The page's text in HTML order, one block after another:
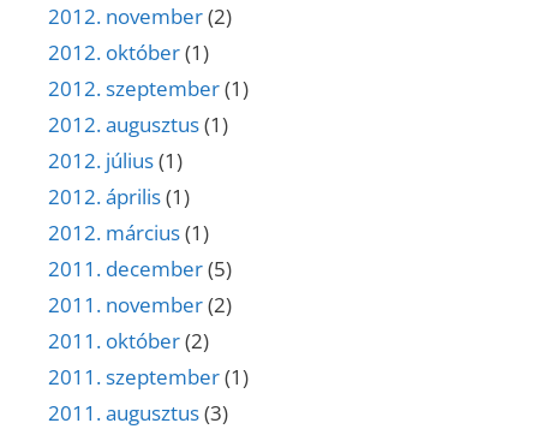
2012. november(2)
2012. október(1)
2012. szeptember(1)
2012. augusztus(1)
2012. július(1)
2012. április(1)
2012. március(1)
2011. december(5)
2011. november(2)
2011. október(2)
2011. szeptember(1)
2011. augusztus(3)